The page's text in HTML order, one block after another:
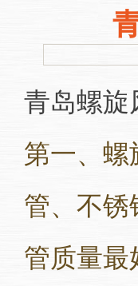
青岛螺
第一、
管、不
管质量